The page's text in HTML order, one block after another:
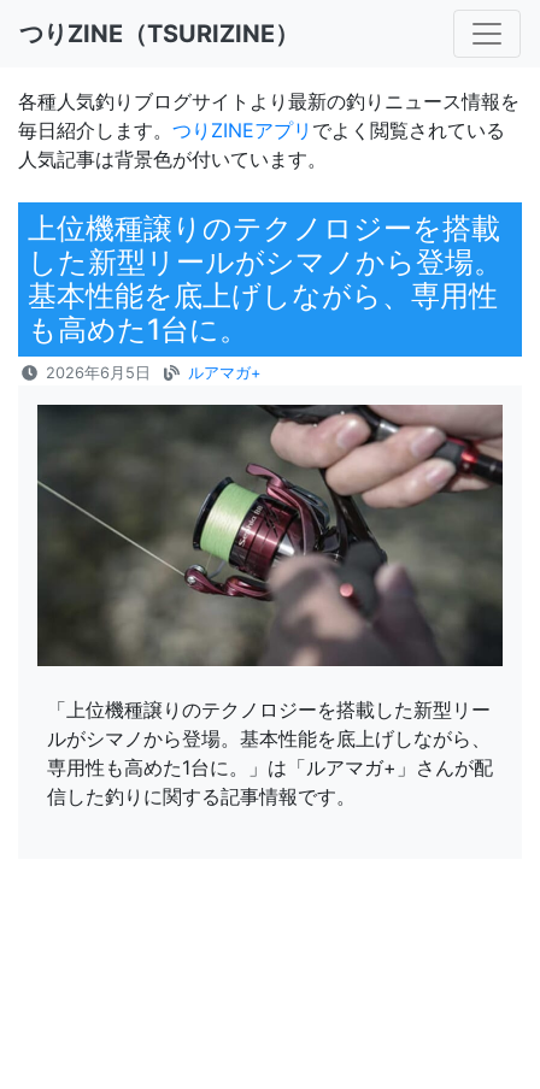
つりZINE（TSURIZINE）
各種人気釣りブログサイトより最新の釣りニュース情報を
毎日紹介します。 つりZINEアプリ でよく閲覧されている
人気記事は背景色が付いています。
上位機種譲りのテクノロジーを搭載
した新型リールがシマノから登場。
基本性能を底上げしながら、専用性
も高めた1台に。
2026年6月5日 ルアマガ+
「上位機種譲りのテクノロジーを搭載した新型リー
ルがシマノから登場。基本性能を底上げしながら、
専用性も高めた1台に。」は「ルアマガ+」さんが配
信した釣りに関する記事情報です。